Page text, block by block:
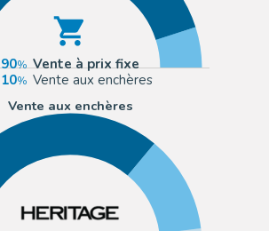
90
Vente à prix fixe
10
Vente aux enchères
Vente aux enchères